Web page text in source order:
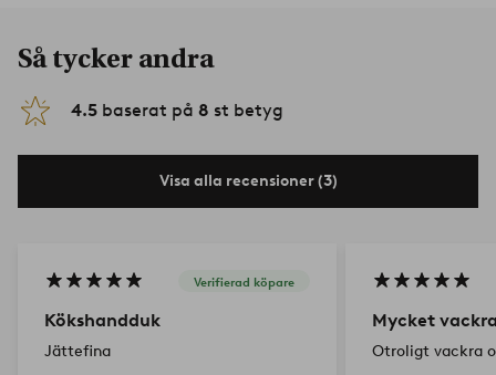
Så tycker andra
4.5 baserat på 8 st betyg
Visa alla recensioner (3)
Verifierad köpare
Kökshandduk
Jättefina
Mycket
Otroligt vackra